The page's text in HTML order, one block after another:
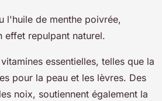
l'huile de menthe poivrée,
effet repulpant naturel.
essentielles, telles que la
pour la peau et les lèvres. Des
noix, soutiennent également la